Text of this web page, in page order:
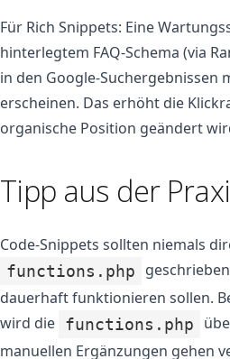
Für Rich Snippets: Eine
hinterlegtem FAQ-Schema (via
in den Google-Suchergebnissen
erscheinen. Das erhöht die
organische Position geändert
Tipp aus der
Code-Snippets sollten niemals
functions.php
dauerhaft funktionieren sollen.
wird die functions.php
manuellen Ergänzungen gehen